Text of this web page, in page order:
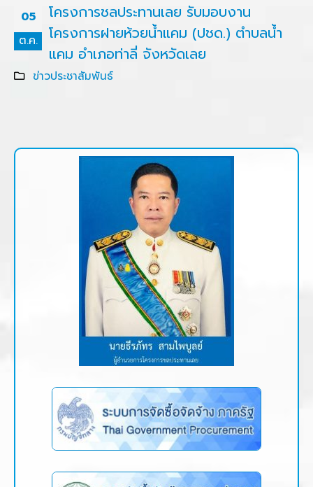
05
ต.ค.
โครงการชลประทานเลย รับมอบงาน
โครงการฝายห้วยน้ำแคม (ปชด.) ตำบลน้ำ
แคม อำเภอท่าลี่ จังหวัดเลย
ข่าวประชาสัมพันธ์